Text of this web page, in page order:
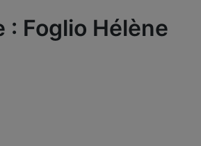
: Foglio Hélène